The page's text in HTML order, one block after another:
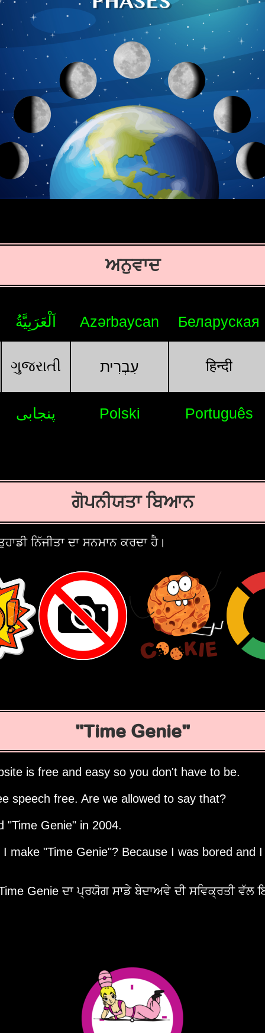
ਅਨੁਵਾਦ
اَلْعَرَبِيَّةُ Azərbaycan Беларуская
ગુજરાતી עִבְרִית हिन्दी
پنجابی Polski Português
ਗੋਪਨੀਯਤਾ ਬਿਆਨ
ਨਿੱਜੀਤਾ ਦਾ ਸਨਮਾਨ ਕਰਦਾ ਹੈ।
Time Genie
is free and easy so you don't have to be.
speech free. Are we allowed to say that?
Time Genie in 2004.
I make Time Genie ? Because I was bored and
Genie ਦਾ ਪ੍ਰਯੋਗ ਸਾਡੇ ਬੇਦਾਅਵੇ ਦੀ ਸਵਿਕ੍ਰਤੀ ਵੱਲ